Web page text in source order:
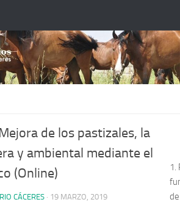
de los pastizales, la
y ambiental mediante el
(Online)
CÁCERES · 19 MARZO, 2019
1.